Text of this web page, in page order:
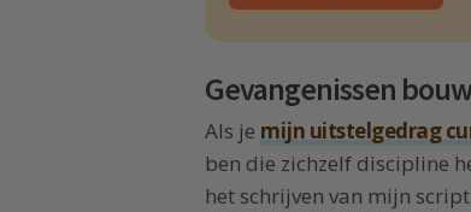
Gevangenissen
Als je mijn uitstelgedrag
ben die zichzelf discipline
het schrijven van mijn